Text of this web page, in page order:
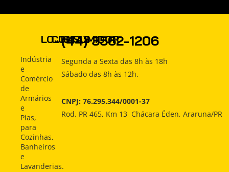
Indústria
e
Comércio
de
Armários
e
Pias,
para
Cozinhas,
Banheiros
e
Lavanderias.
LOJISTAS
Produtos
Como
Indústria
Notícias
CONSUMIDOR
Produtos
Como
Indústria
Notícias
PRODUTOS
COMO
COMPRAR
ATENDIMENTO
(44) 3562-1206
Segunda a Sexta das 8h às 18h
Sábado das 8h às 12h.
CNPJ: 76.295.344/0001-37
Rod. PR 465, Km 13 Chácara Éden, Araruna/PR